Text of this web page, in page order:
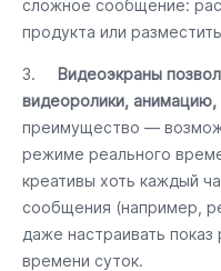
сложное сообщение:
продукта или
3. Видеоэкраны
видеоролики,
преимущество —
режиме реального
креативы хоть каждый
сообщения (например,
даже настраивать показ
времени суток.